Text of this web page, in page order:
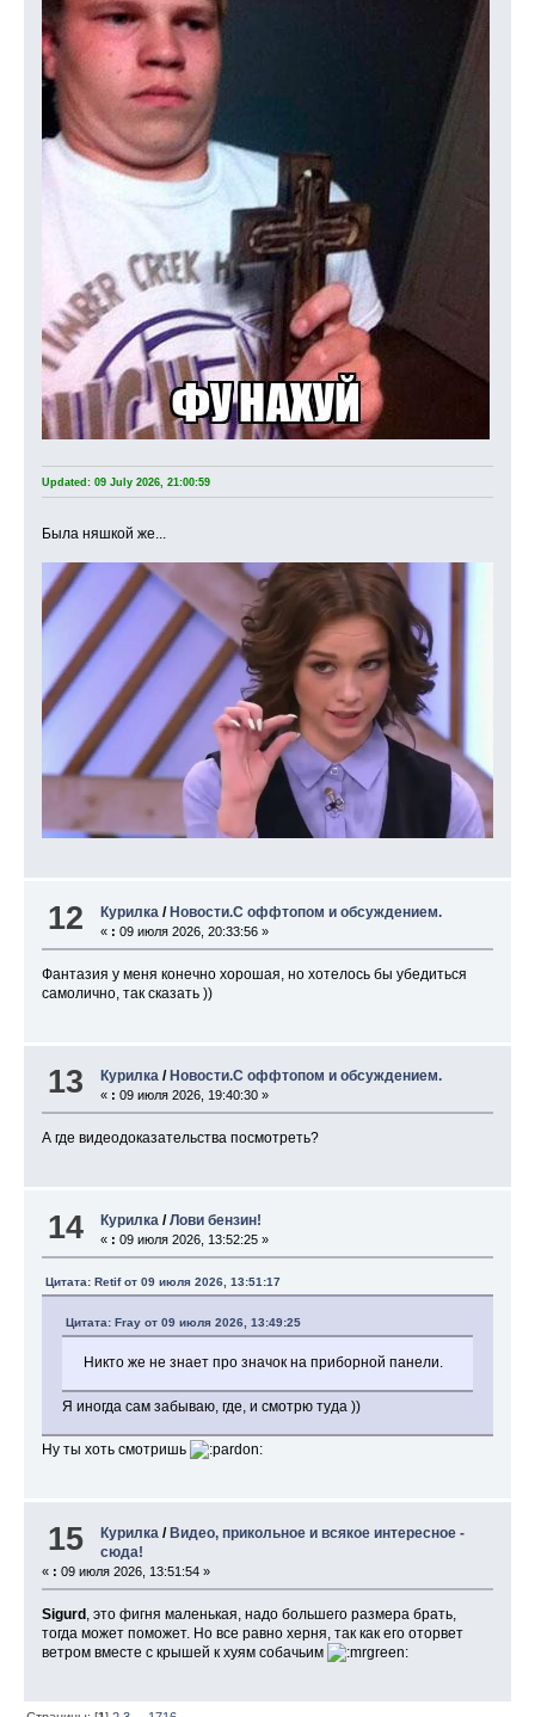
Updated: 09 July 2026, 21:00:59
Была няшкой же...
12 Курилка /Новости.С оффтопом и обсуждением.
« : 09 июля 2026, 20:33:56 »
Фантазия у меня конечно хорошая, но хотелось бы убедиться
самолично, так сказать ))
13 Курилка / Новости.С оффтопом и обсуждением.
« : 09 июля 2026, 19:40:30 »
А где видеодоказательства посмотреть?
14 Курилка /Лови бензин!
« : 09 июля 2026, 13:52:25 »
Цитата: Retif от 09 июля 2026, 13:51:17
Цитата: Fray от 09 июля 2026, 13:49:25
Никто же не знает про значок на приборной панели.
Я иногда сам забываю, где, и смотрю туда ))
Ну ты хоть смотришь
15 Курилка /Видео, прикольное и всякое интересное -
сюда!
« : 09 июля 2026, 13:51:54 »
Sigurd, это фигня маленькая, надо большего размера брать,
тогда может поможет. Но все равно херня, так как его оторвет
ветром вместе с крышей к хуям собачьим